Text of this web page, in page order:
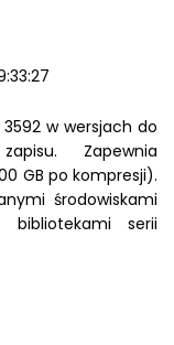
w wersjach do
Zapewnia
GB po kompresji).
środowiskami
bibliotekami serii